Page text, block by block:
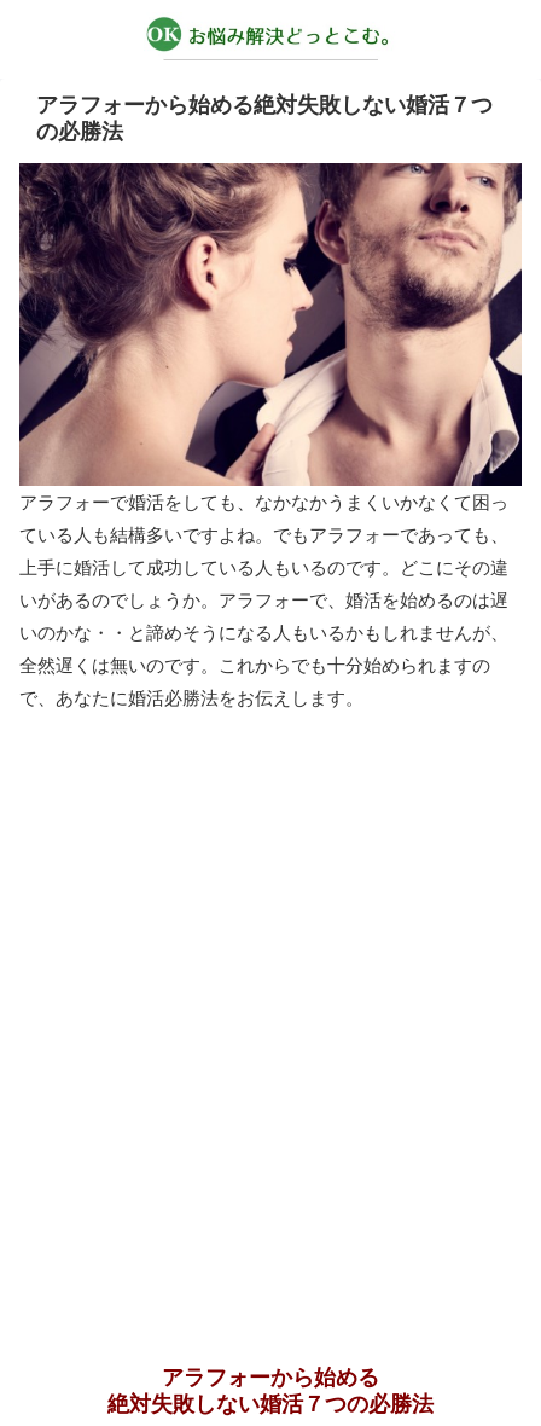
アラフォーから始める絶対失敗しない婚活７つ
の必勝法
アラフォーで婚活をしても、なかなかうまくいかなくて困っ
ている人も結構多いですよね。でもアラフォーであっても、
上手に婚活して成功している人もいるのです。どこにその違
いがあるのでしょうか。アラフォーで、婚活を始めるのは遅
いのかな・・と諦めそうになる人もいるかもしれませんが、
全然遅くは無いのです。これからでも十分始められますの
で、あなたに婚活必勝法をお伝えします。
アラフォーから始める
絶対失敗しない婚活７つの必勝法